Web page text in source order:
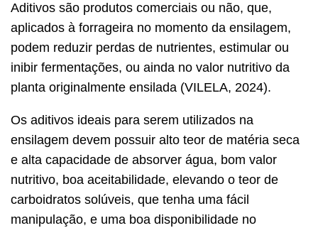
Aditivos são produtos comerciais ou não, que,
aplicados à forrageira no momento da ensilagem,
podem reduzir perdas de nutrientes, estimular ou
inibir fermentações, ou ainda no valor nutritivo da
planta originalmente ensilada (VILELA, 2024).
Os aditivos ideais para serem utilizados na
ensilagem devem possuir alto teor de matéria seca
e alta capacidade de absorver água, bom valor
nutritivo, boa aceitabilidade, elevando o teor de
carboidratos solúveis, que tenha uma fácil
manipulação, e uma boa disponibilidade no